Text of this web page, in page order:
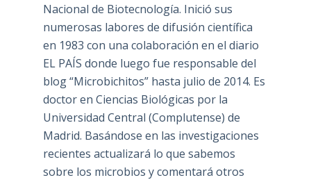
Nacional de Biotecnología. Inició sus
numerosas labores de difusión científica
en 1983 con una colaboración en el diario
EL PAÍS donde luego fue responsable del
blog “Microbichitos” hasta julio de 2014. Es
doctor en Ciencias Biológicas por la
Universidad Central (Complutense) de
Madrid. Basándose en las investigaciones
recientes actualizará lo que sabemos
sobre los microbios y comentará otros